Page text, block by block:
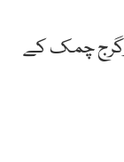
چمک کے